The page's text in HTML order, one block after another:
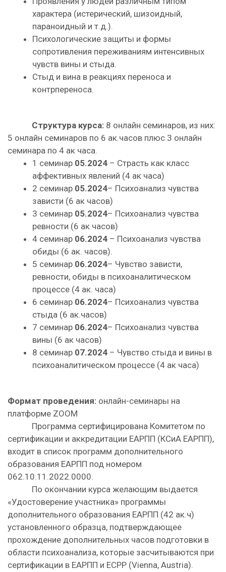
характера (истерический, шизоидный,
параноидный и т.д.).
Психологические защиты и формы
сопротивления переживаниям интенсивных
чувств вины и стыда.
Стыд и вина в реакциях переноса и
контрпереноса.
Структура курса: 8 онлайн семинаров, из них:
5 онлайн семинаров по 6 ак.часов плюс 3 онлайн
семинара по 4 ак часа.
1 семинар 05.2024 – Страсть как класс
аффективных явлений (4 ак часа)
2 семинар 05.2024– Психоанализ чувства
зависти (6 ак часов)
3 семинар 05.2024– Психоанализ чувства
ревности (6 ак часов)
4 семинар 06.2024 – Психоанализ чувства
обиды (6 ак. часов).
5 семинар 06.2024– Чувство зависти,
ревности, обиды в психоаналитическом
процессе (4 ак. часа)
6 семинар 06.2024– Психоанализ чувства
стыда (6 ак.часов)
7 семинар 06.2024– Психоанализ чувства
вины (6 ак часов)
8 семинар 07.2024 – Чувство стыда и вины в
психоаналитическом процессе (4 ак часа)
Формат проведения: онлайн-семинары на
платформе ZOOM
Программа сертифицирована Комитетом по
сертификации и аккредитации ЕАРПП (КСиА ЕАРПП),
входит в список программ дополнительного
образования ЕАРПП под номером
062.10.11.2022.0000.
По окончании курса желающим выдается
«Удостоверение участника» программы
дополнительного образования ЕАРПП (42 ак.ч)
установленного образца, подтверждающее
прохождение дополнительных часов подготовки в
области психоанализа, которые засчитываются при
сертификации в ЕАРПП и ECPP (Vienna, Austria).